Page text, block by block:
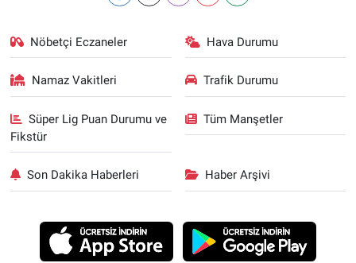
Nöbetçi Eczaneler Hava Durumu
Namaz Vakitleri Trafik Durumu
Süper Lig Puan Durumu ve
Fikstür
Tüm Manşetler
Son Dakika Haberleri Haber Arşivi